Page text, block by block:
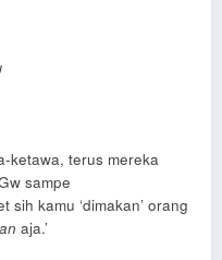
ketawa, terus mereka
sampe
sih kamu ‘dimakan’ orang
aja.’